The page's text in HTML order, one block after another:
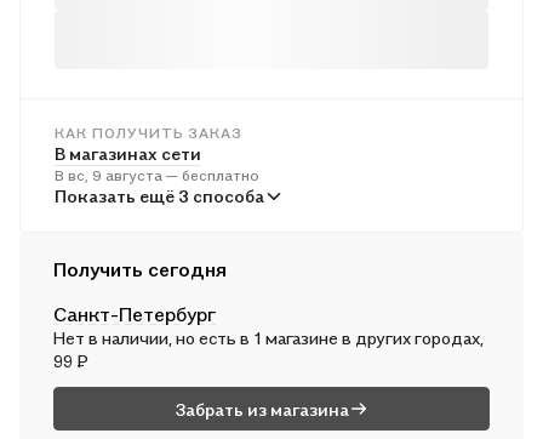
КАК ПОЛУЧИТЬ ЗАКАЗ
В магазинах сети
В вс, 9 августа — бесплатно
В пунктах выдачи
В вс, 9 августа — от 311 ₽
Почтой России
В пн, 10 августа — от 489 ₽
Показать ещё 3 способа
Получить сегодня
Санкт-Петербург
Нет в наличии, но есть в 1 магазине в других городах,
99 ₽
Забрать из магазина